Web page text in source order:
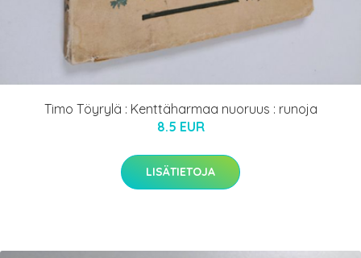
Timo Töyrylä : Kenttäharmaa nuoruus : runoja
8.5 EUR
LISÄTIETOJA